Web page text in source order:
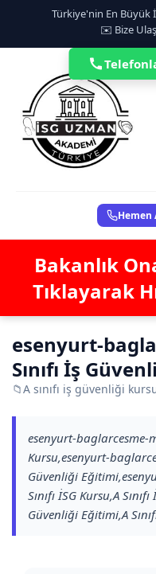
Türkiye'nin En Büyük
✉️ Bize
Hemen
Bakanlık
Tıklayarak
esenyurt-
Sınıfı İş
📁A sınıfı iş güvenliği
esenyurt-baglarcesme-
Kursu,esenyurt-
Güvenliği
Sınıfı İSG Kursu,A
Güvenliği Eğitimi,A